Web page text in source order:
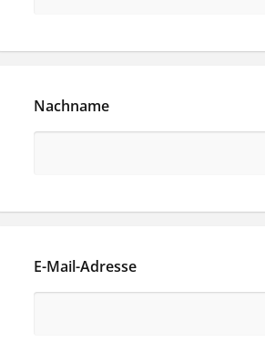
Nachname
E-Mail-Adresse